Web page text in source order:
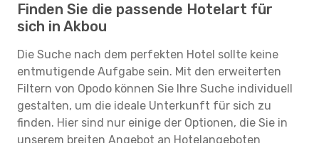
Finden Sie die passende Hotelart für
sich in Akbou
Die Suche nach dem perfekten Hotel sollte keine
entmutigende Aufgabe sein. Mit den erweiterten
Filtern von Opodo können Sie Ihre Suche individuell
gestalten, um die ideale Unterkunft für sich zu
finden. Hier sind nur einige der Optionen, die Sie in
unserem breiten Angebot an Hotelangeboten